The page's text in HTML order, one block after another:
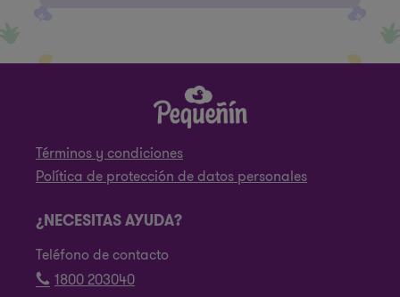
Términos y condiciones
Política de protección de datos personales
¿NECESITAS AYUDA?
Teléfono de contacto
1800 203040